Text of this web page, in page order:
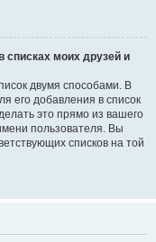
списках моих друзей и
двумя способами. В
его добавления в список
это прямо из вашего
пользователя. Вы
списков на той